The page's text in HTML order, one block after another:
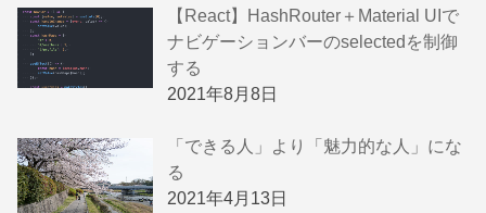
【React】HashRouter＋Material UIで
ナビゲーションバーのselectedを制御
する
2021年8月8日
「できる人」より「魅力的な人」にな
る
2021年4月13日